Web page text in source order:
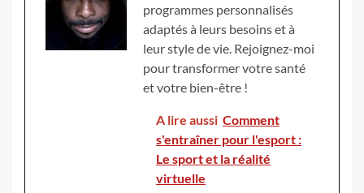
programmes personnalisés
adaptés à leurs besoins et à
leur style de vie. Rejoignez-moi
pour transformer votre santé
et votre bien-être !
A lire aussi Comment
s'entraîner pour l'esport :
Le sport et la réalité
virtuelle